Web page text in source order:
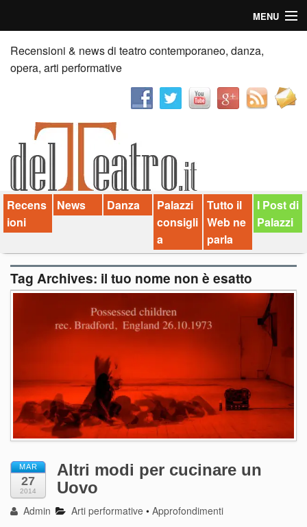
MENU
Home
Recensioni
News
Palazzi consiglia
Video
Chi siamo
Contatti
Recensioni & news di teatro contemporaneo, danza,
opera, arti performative
Recens
ioni
News Danza
Palazzi
consigli
a
Tutto il
Web ne
parla
I Post di
Palazzi
Tag Archives: il tuo nome non è esatto
MAR
27
2014
Altri modi per cucinare un
Uovo
Admin Arti performative •Approfondimenti